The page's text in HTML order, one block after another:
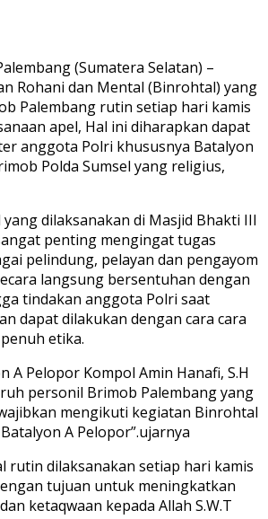
(Sumatera Selatan) –
Rohani dan Mental (Binrohtal) yang
Palembang rutin setiap hari kamis
apel, Hal ini diharapkan dapat
anggota Polri khususnya Batalyon
Polda Sumsel yang religius,
dilaksanakan di Masjid Bhakti III
penting mengingat tugas
pelindung, pelayan dan pengayom
langsung bersentuhan dengan
tindakan anggota Polri saat
dapat dilakukan dengan cara cara
etika.
A Pelopor Kompol Amin Hanafi, S.H
personil Brimob Palembang yang
mengikuti kegiatan Binrohtal
A Pelopor”.ujarnya
rutin dilaksanakan setiap hari kamis
tujuan untuk meningkatkan
ketaqwaan kepada Allah S.W.T